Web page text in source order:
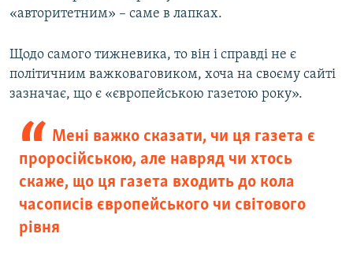
«авторитетним» – саме в лапках.
Щодо самого тижневика, то він і справді не є
політичним важковаговиком, хоча на своєму сайті
зазначає, що є «європейською газетою року».
Мені важко сказати, чи ця газета є
проросійською, але навряд чи хтось
скаже, що ця газета входить до кола
часописів європейського чи світового
рівня